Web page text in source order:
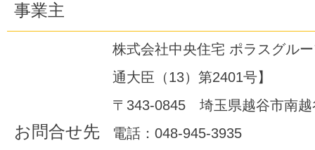
事業主
お問合せ先
株式会社中央住宅 ポラスグル
通大臣（13）第2401号】
〒343-0845 埼玉県越谷市南越
電話：048-945-3935